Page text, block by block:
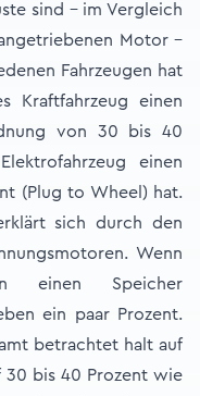
sind - im Vergleich
Motor –
Fahrzeugen hat
Kraftfahrzeug einen
von 30 bis 40
einen
(Plug to Wheel) hat.
sich durch den
Wenn
einen Speicher
ein paar Prozent.
betrachtet halt auf
30 bis 40 Prozent wie